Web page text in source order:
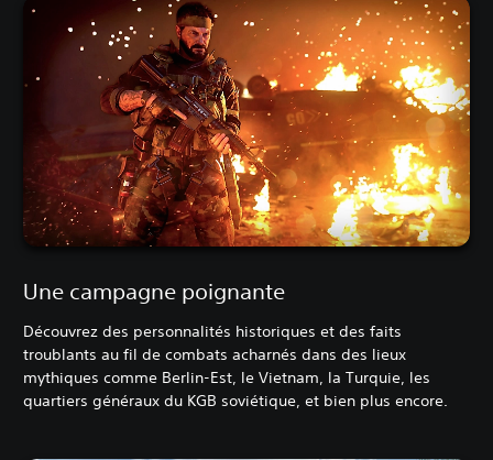
Une campagne poignante
Découvrez des personnalités historiques et des faits
troublants au fil de combats acharnés dans des lieux
mythiques comme Berlin-Est, le Vietnam, la Turquie, les
quartiers généraux du KGB soviétique, et bien plus encore.